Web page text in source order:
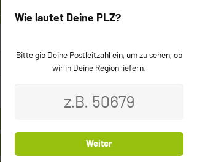
Registrieren Kontakt
0
Milchprodukte & Käse
Wie lautet Deine PLZ?
Bitte gib Deine Postleitzahl ein, um zu sehen, ob
wir in Deine Region liefern.
Weiter